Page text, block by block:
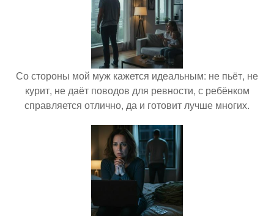
Со стороны мой муж кажется идеальным: не пьёт, не
курит, не даёт поводов для ревности, с ребёнком
справляется отлично, да и готовит лучше многих.